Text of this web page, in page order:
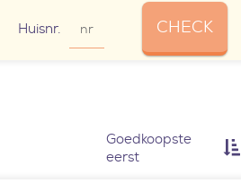
Huisnr. CHECK
Goedkoopste
eerst